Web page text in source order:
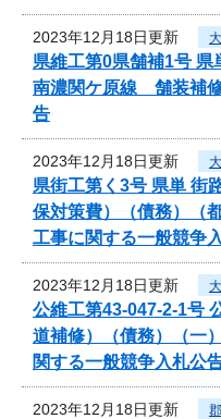
2023年12月18日更新
県維工第0県舗補1号 県
南濃関ケ原線 舗装補
告
2023年12月18日更新
県街工第く3号 県単 街
保対策費）（債務）（
工事に関する一般競争
2023年12月18日更新
公維工第43-047-2-1号
道補修）（債務）（一
関する一般競争入札公
2023年12月18日更新